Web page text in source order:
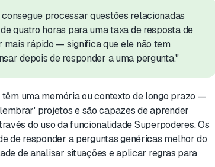
processar questões relacionadas
quatro horas para uma taxa de resposta de
mais rápido — significa que ele não tem
depois de responder a uma pergunta."
uma memória ou contexto de longo prazo —
projetos e são capazes de aprender
do uso da funcionalidade Superpoderes. Os
de responder a perguntas genéricas melhor do
de analisar situações e aplicar regras para